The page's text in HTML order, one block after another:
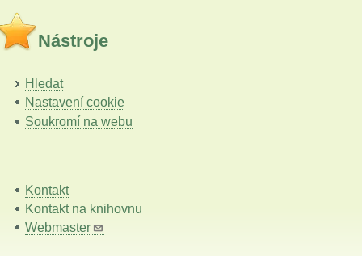
Nástroje
Hledat
Nastavení cookie
Soukromí na webu
Kontakt
Kontakt na knihovnu
Webmaster